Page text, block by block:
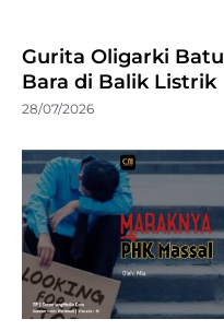
Gurita Oligarki Batu
Bara di Balik Listrik
28/07/2026